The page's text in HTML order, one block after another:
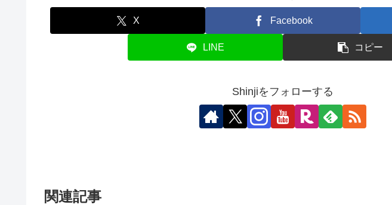
X Facebook
LINE コピー
Shinjiをフォローする
関連記事